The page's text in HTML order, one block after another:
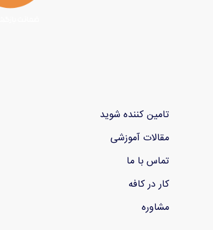
تامین کننده شوید
مقالات آموزشی
تماس با ما
کار در کافه
مشاوره